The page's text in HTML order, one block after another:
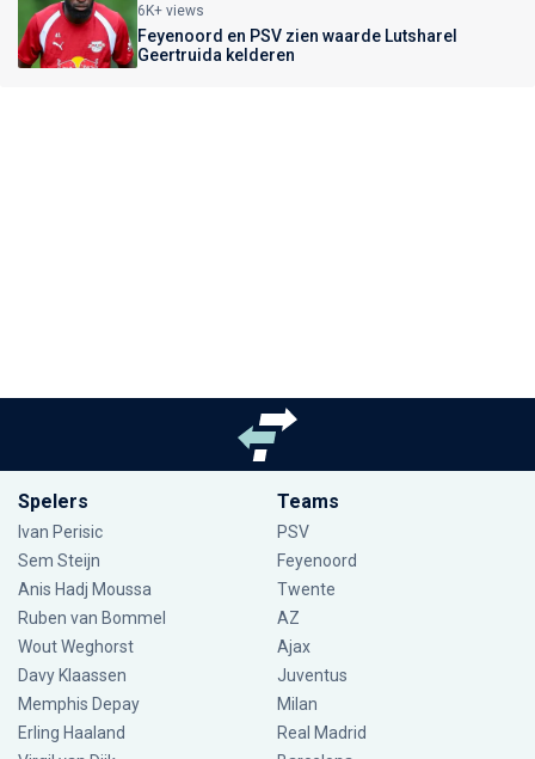
6K+ views
Feyenoord en PSV zien waarde Lutsharel
Geertruida kelderen
Spelers
Ivan Perisic
Sem Steijn
Anis Hadj Moussa
Ruben van Bommel
Wout Weghorst
Davy Klaassen
Memphis Depay
Erling Haaland
Teams
PSV
Feyenoord
Twente
AZ
Ajax
Juventus
Milan
Real Madrid